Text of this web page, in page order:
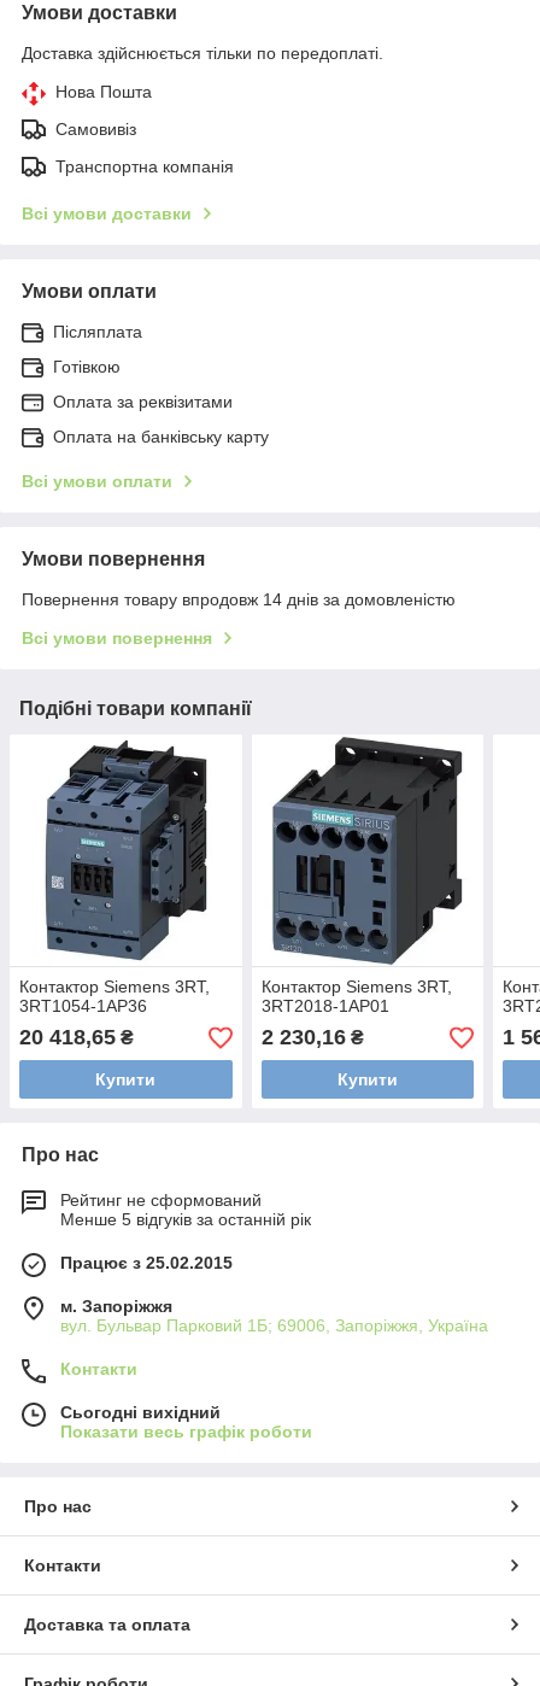
Умови доставки
Доставка здійснюється тільки по передоплаті.
Нова Пошта
Самовивіз
Транспортна компанія
Всі умови доставки
Умови оплати
Післяплата
Готівкою
Оплата за реквізитами
Оплата на банківську карту
Всі умови оплати
Умови повернення
Повернення товару впродовж 14 днів за домовленістю
Всі умови повернення
Подібні товари компанії
Контактор Siemens 3RT,
3RT1054-1AP36
20 418,65 ₴
Купити
Контактор Siemens 3RT,
3RT2018-1AP01
2 230,16₴
Купити
1
Про нас
Рейтинг не сформований
Менше 5 відгуків за останній рік
Працює з 25.02.2015
м. Запоріжжя
вул. Бульвар Парковий 1Б; 69006, Запоріжжя, Україна
Контакти
Сьогодні вихідний
Показати весь графік роботи
Про нас
Контакти
Доставка та оплата